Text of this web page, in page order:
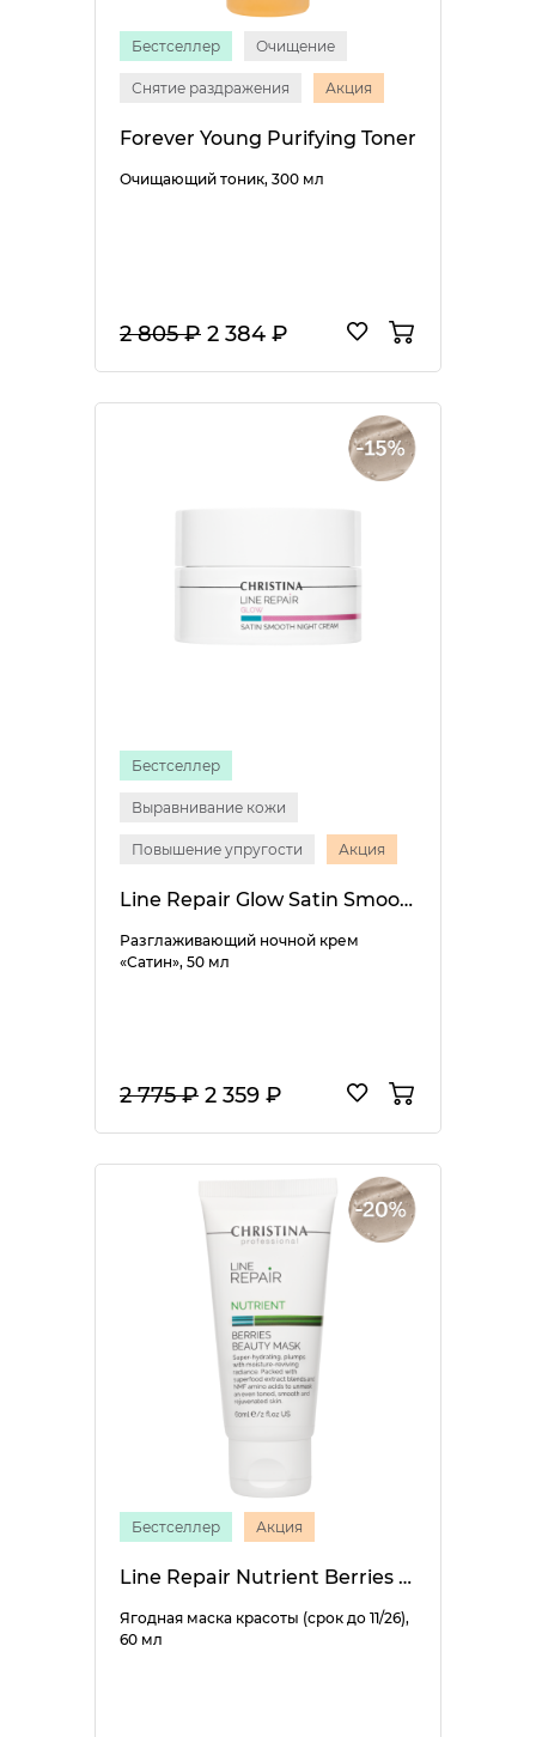
Бестселлер Очищение
Снятие раздражения Акция
Forever Young Purifying Toner
Очищающий тоник, 300 мл
2 805 ₽ 2 384 ₽
Бестселлер
Выравнивание кожи
Повышение упругости Акция
Line Repair Glow Satin Smooth Night Cream
Разглаживающий ночной крем
«Сатин», 50 мл
2 775 ₽ 2 359 ₽
Бестселлер Акция
Line Repair Nutrient Berries Beauty Mask
Ягодная маска красоты (срок до 11/26),
60 мл